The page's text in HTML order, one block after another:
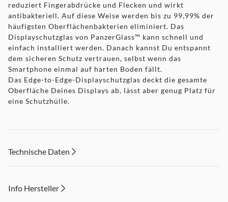
reduziert Fingerabdrücke und Flecken und wirkt
antibakteriell. Auf diese Weise werden bis zu 99,99% der
häufigsten Oberflächenbakterien eliminiert. Das
Displayschutzglas von PanzerGlass™ kann schnell und
einfach installiert werden. Danach kannst Du entspannt
dem sicheren Schutz vertrauen, selbst wenn das
Smartphone einmal auf harten Boden fällt.
Das Edge-to-Edge-Displayschutzglas deckt die gesamte
Oberfläche Deines Displays ab, lässt aber genug Platz für
eine Schutzhülle.
Technische Daten
Info Hersteller